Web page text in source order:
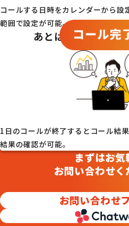
コールする日時をカレンダーから設
範囲で設定が可能。
あとは、コール結果
1日のコールが終了するとコール結
結果の確認が可能。
まずはお気
お問い合わせく
お問い合わせ